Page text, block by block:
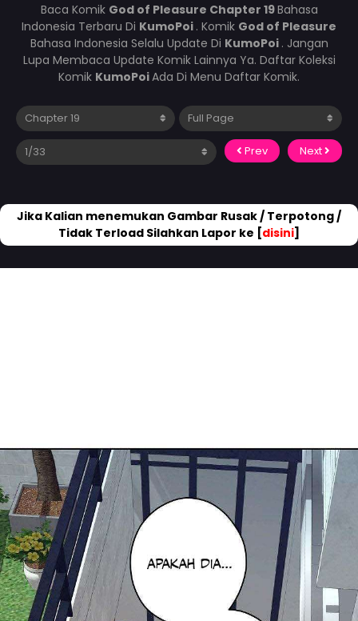
Baca Komik God of Pleasure Chapter 19Bahasa
Indonesia Terbaru Di KumoPoi . Komik God of Pleasure
Bahasa Indonesia Selalu Update Di KumoPoi . Jangan
Lupa Membaca Update Komik Lainnya Ya. Daftar Koleksi
Komik KumoPoiAda Di Menu Daftar Komik.
Prev Next
Jika Kalian menemukan Gambar Rusak / Terpotong /
Tidak Terload Silahkan Lapor ke [disini]